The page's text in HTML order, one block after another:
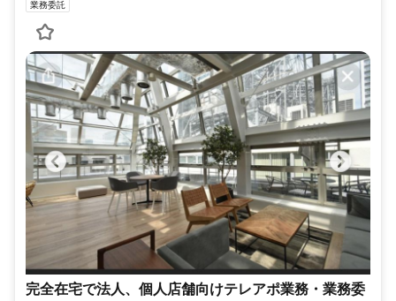
業務委託
完全在宅で法人、個人店舗向けテレアポ業務・業務委